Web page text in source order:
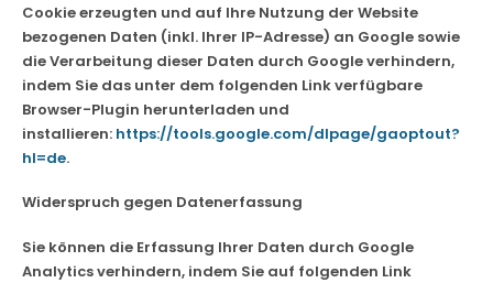
Cookie erzeugten und auf Ihre Nutzung der Website
bezogenen Daten (inkl. Ihrer IP-Adresse) an Google sowie
die Verarbeitung dieser Daten durch Google verhindern,
indem Sie das unter dem folgenden Link verfügbare
Browser-Plugin herunterladen und
installieren: https://tools.google.com/dlpage/gaoptout?
hl=de.
Widerspruch gegen Datenerfassung
Sie können die Erfassung Ihrer Daten durch Google
Analytics verhindern, indem Sie auf folgenden Link